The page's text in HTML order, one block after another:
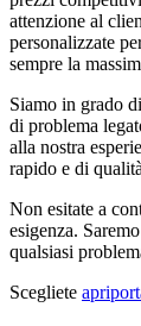
attenzione al
personalizzate
sempre la
Siamo in grado
di problema
alla nostra
rapido e di
Non esitate a
esigenza.
qualsiasi
Scegliete